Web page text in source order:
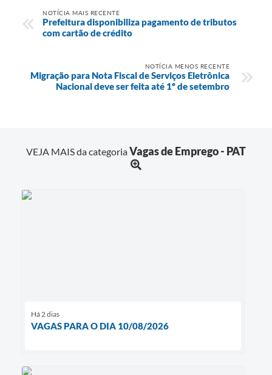
NOTÍCIA MAIS RECENTE
Prefeitura disponibiliza pagamento de tributos
com cartão de crédito
NOTÍCIA MENOS RECENTE
Migração para Nota Fiscal de Serviços Eletrônica
Nacional deve ser feita até 1º de setembro
VEJA MAIS da categoriaVagas de Emprego - PAT
Há 2 dias
VAGAS PARA O DIA 10/08/2026